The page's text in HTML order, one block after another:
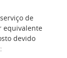
de
equivalente
devido